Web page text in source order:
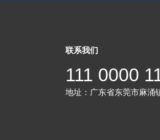
联系我们
111 0000
地址： 广东省东莞市麻涌